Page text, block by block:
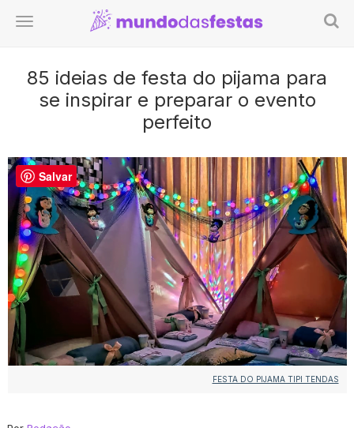
85 ideias de festa do pijama para
se inspirar e preparar o evento
perfeito
FESTA DO PIJAMA TIPI TENDAS
Salvar